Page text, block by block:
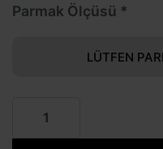
Parmak Ölçüsü